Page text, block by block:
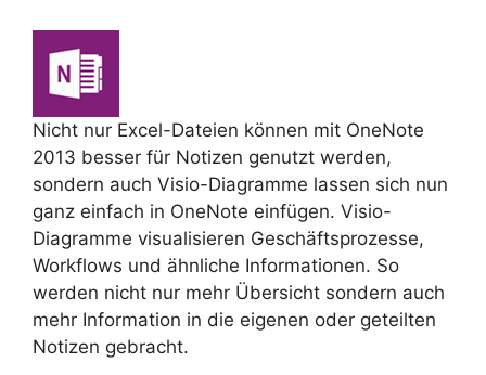
Nicht nur Excel-Dateien können mit OneNote
2013 besser für Notizen genutzt werden,
sondern auch Visio-Diagramme lassen sich nun
ganz einfach in OneNote einfügen. Visio-
Diagramme visualisieren Geschäftsprozesse,
Workflows und ähnliche Informationen. So
werden nicht nur mehr Übersicht sondern auch
mehr Information in die eigenen oder geteilten
Notizen gebracht.